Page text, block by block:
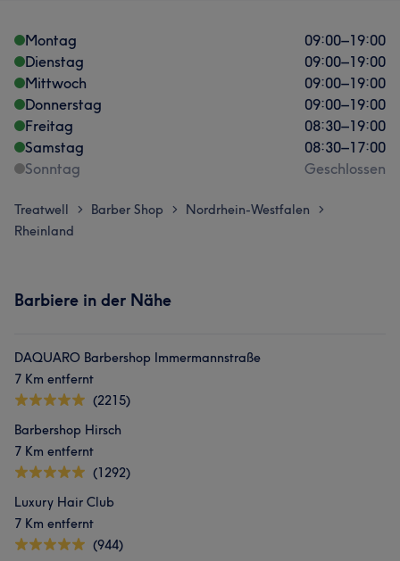
Was unsere Kunden über Abbas sagen
Aufmerksam
Montag 09:00–19:00
Dienstag
09:00–19:00
Mittwoch
09:00–19:00
Donnerstag
09:00–19:00
Freitag
08:30–19:00
Samstag
08:30–17:00
Sonntag
Geschlossen
Treatwell > Barber Shop > Nordrhein-Westfalen >
Rheinland
Barbiere in der Nähe
DAQUARO Barbershop Immermannstraße
7 Km entfernt
(2215)
Barbershop Hirsch
7 Km entfernt
(1292)
Luxury Hair Club
7 Km entfernt
(944)